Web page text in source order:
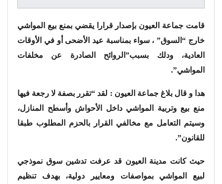
قامت جماعة العيون بإصدار قرارا يقضي بمنع بيع المواشي
خارج “السوق” ، سواء بمناسبة عيد الأضحى أو في الأوقات
العادية، ودلك بسبب”الروائح الصادرة عن مخلفات
المواشي”.
هدا و قال بلاغ جماعة العيون : لقد “تقرر بصفة لا رجعة فيها
منع بيع وتربية المواشي داخل الأحواش وأسطح المنازل،
وسيتم التعامل مع مخالفي القرار بالحزم المطلوب طبقا
للقانون”.
حيث كانت مدينة العيون قد عرفت تدشين سوق نموذجي
لبيع المواشي بمواصفات ومعايير دولية، بهدف تنظيم